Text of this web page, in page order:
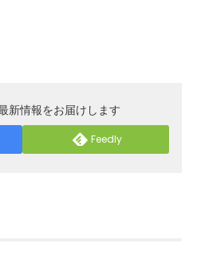
新情報をお届けします
Feedly